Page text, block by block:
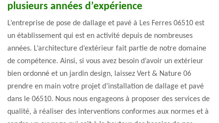
plusieurs années d’expérience
L’entreprise de pose de dallage et pavé à Les Ferres 06510 est
un établissement qui est en activité depuis de nombreuses
années. L’architecture d’extérieur fait partie de notre domaine
de compétence. Ainsi, si vous avez besoin d’avoir un extérieur
bien ordonné et un jardin design, laissez Vert & Nature 06
prendre en main votre projet d’installation de dallage et pavé
dans le 06510. Nous nous engageons à proposer des services de
qualité, à réaliser des interventions conformes aux normes et à